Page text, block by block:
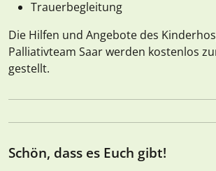
Trauerbegleitung
Die Hilfen und Angebote des
Palliativteam Saar werden kostenlos
gestellt.
Schön, dass es Euch gibt!